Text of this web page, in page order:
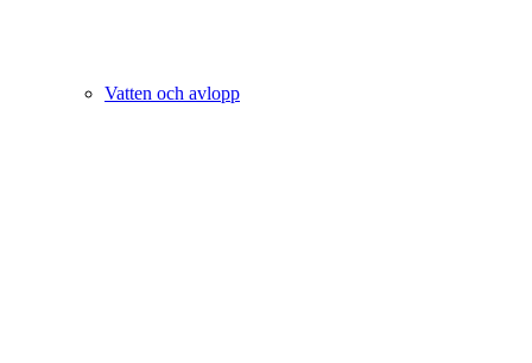
Vatten och avlopp